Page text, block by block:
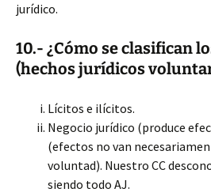
jurídico.
10.- ¿Cómo se clasifican
(hechos jurídicos
Lícitos e ilícitos.
Negocio jurídico (produce
(efectos no van
voluntad). Nuestro CC
siendo todo AJ.